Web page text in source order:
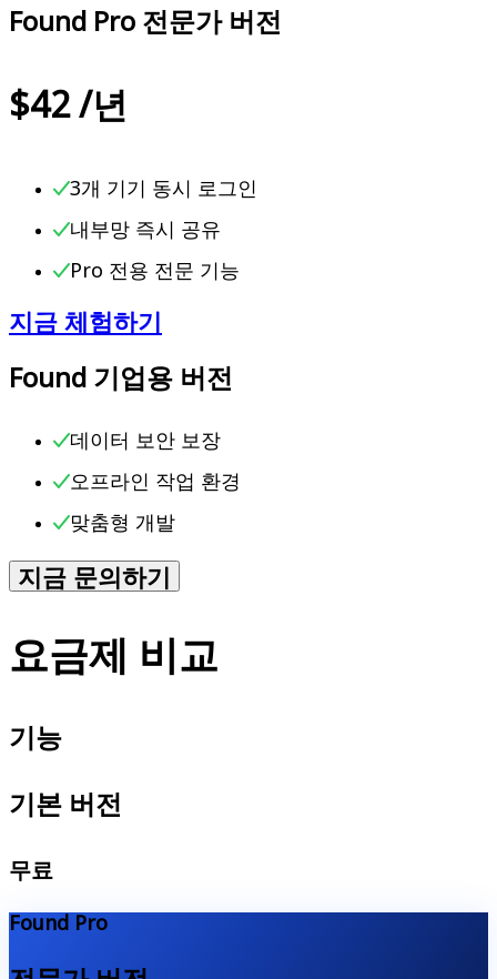
Found Pro 전문가 버전
$42/년
3개 기기 동시 로그인
내부망 즉시 공유
Pro 전용 전문 기능
지금 체험하기
Found 기업용 버전
데이터 보안 보장
오프라인 작업 환경
맞춤형 개발
지금 문의하기
요금제 비교
기능
기본 버전
무료
Found Pro